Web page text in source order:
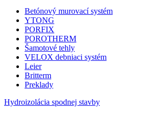
Betónový murovací systém
YTONG
PORFIX
POROTHERM
Šamotové tehly
VELOX debniaci systém
Leier
Britterm
Preklady
Hydroizolácia spodnej stavby